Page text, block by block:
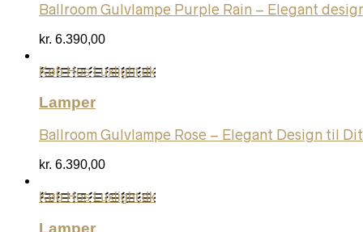
Ballroom Gulvlampe Purple Rain – Elegant
kr. 6.390,00
Køb Hos Luxlight.dk
Lamper
Ballroom Gulvlampe Rose – Elegant Design til
kr. 6.390,00
Køb Hos Luxlight.dk
Lamper